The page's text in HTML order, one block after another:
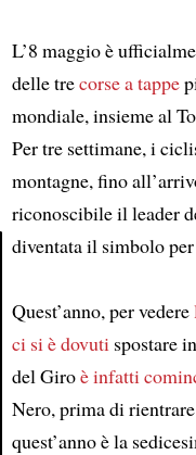
L’8 maggio è
delle trecorse a tappe
mondiale, insieme al
Per tre settimane, i
montagne, fino
riconoscibile il leader
diventata il simbolo
Quest’anno, per vedere
ci si è dovutispostare
del Giroè infatti
Nero, prima di
quest’anno è la